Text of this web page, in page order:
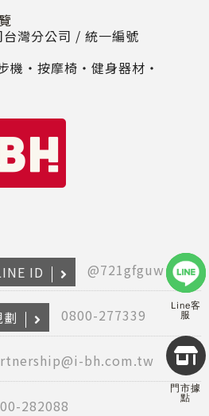
2026
Line客
服
門市據
點
灣分公司 / 統一編號
機‧按摩椅‧健身器材‧
ID @721gfguw
0800-277339
bh.com.tw
282088